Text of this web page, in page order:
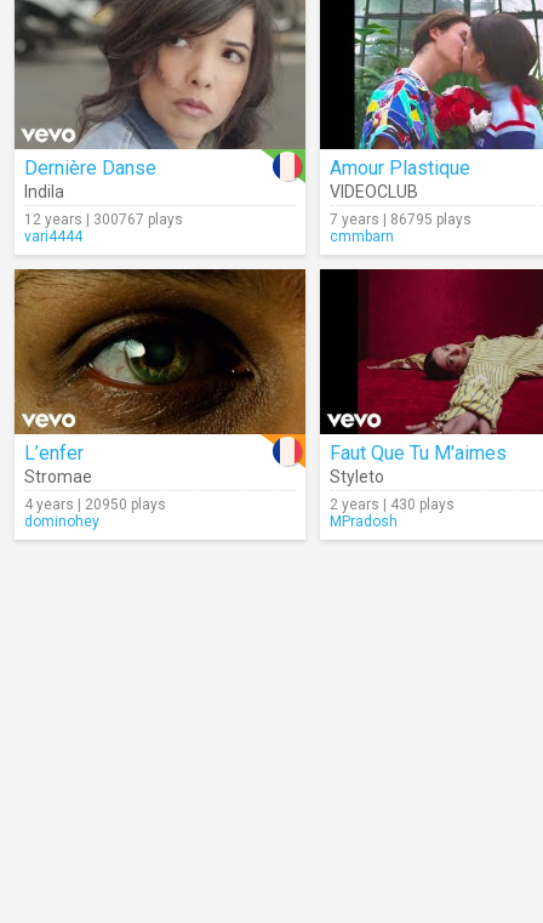
Dernière Danse
Indila
12 years | 300767 plays
vari4444
Amour Plastique
VIDEOCLUB
7 years | 86795 plays
cmmbarn
L’enfer
Stromae
4 years | 20950 plays
dominohey
Faut Que Tu M'aimes
Styleto
2 years | 430 plays
MPradosh